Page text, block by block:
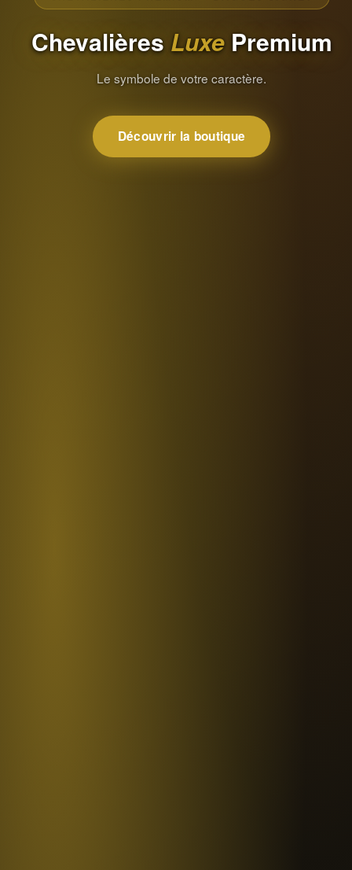
ChevalièresLuxePremium
Le symbole de votre caractère.
Découvrir la boutique